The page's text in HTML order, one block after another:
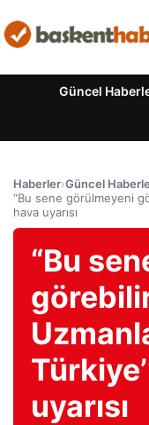
Güncel
Haberler›Güncel
“Bu sene görülmeyeni
hava uyarısı
“Bu
uyarısı